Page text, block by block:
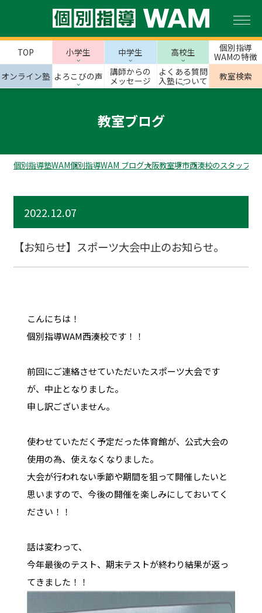
TOP 小学生 中学生 高校生
個別指導
WAMの特徴
オンライン塾 よろこびの声
講師からの
メッセージ
よくある質問
入塾について
教室検索
教室ブログ
個別指導塾WAM個別指導WAM ブログ大阪教室堺市西湊校のスタッフブ
2022.12.07
【お知らせ】スポーツ大会中止のお知らせ。
こんにちは！
個別指導WAM西湊校です！！
前回にご連絡させていただいたスポーツ大会です
が、中止となりました。
申し訳ございません。
使わせていただく予定だった体育館が、公式大会の
使用の為、使えなくなりました。
大会が行われない季節や期間を狙って開催したいと
思いますので、今後の開催を楽しみにしておいてく
ださい！！
話は変わって、
今年最後のテスト、期末テストが終わり結果が返っ
てきました！！